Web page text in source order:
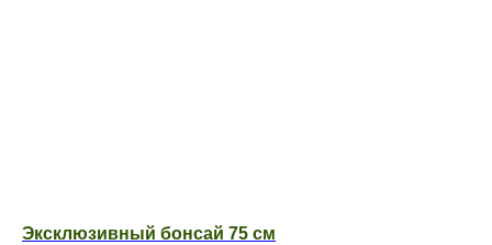
Эксклюзивный бонсай 75 см